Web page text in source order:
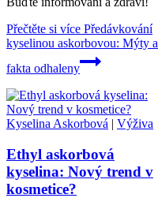
Přečtěte si více Předávkování
kyselinou askorbovou: Mýty a
fakta odhaleny
Kyselina Askorbová | Výživa
Ethyl askorbová
kyselina: Nový trend v
kosmetice?